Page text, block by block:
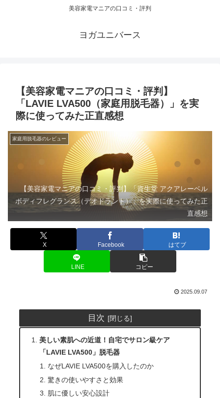
美容家電マニアの口コミ・評判
ヨガユニバース
【美容家電マニアの口コミ・評判】
「LAVIE LVA500（家庭用脱毛器）」を実
際に使ってみた正直感想
家庭用脱毛器のレビュー
【美容家電マニアの口コミ・評判】「資生堂 アクアレーベル
ボディフレグランス（デオドラント）」を実際に使ってみた正
直感想
X Facebook はてブ
LINE コピー
2025.09.07
目次
美しい素肌への近道！自宅でサロン級ケア
「LAVIE LVA500」脱毛器
なぜLAVIE LVA500を購入したのか
驚きの使いやすさと効果
肌に優しい安心設計